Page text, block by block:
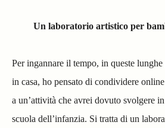
Un laboratorio artistico per
Per ingannare il tempo, in queste
in casa, ho pensato di condividere
a un’attività che avrei dovuto svolgere
scuola dell’infanzia. Si tratta di un